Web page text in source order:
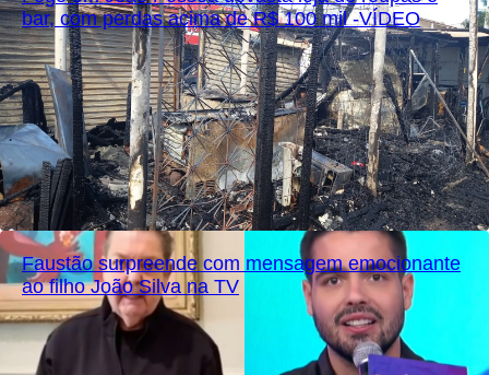
bar, com perdas acima de R$ 100 mil -VÍDEO
Faustão surpreende com mensagem emocionante
ao filho João Silva na TV